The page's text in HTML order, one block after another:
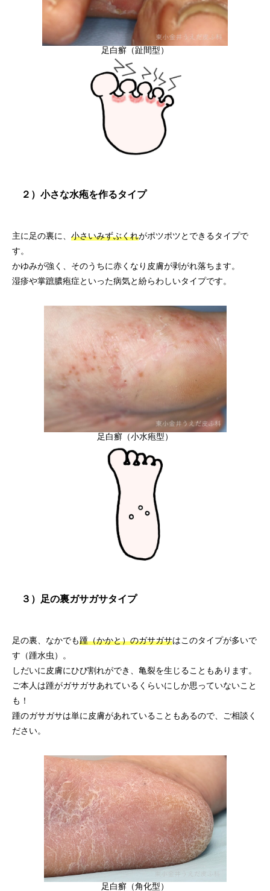
足白癬（趾間型）
２）小さな水疱を作るタイプ
主に足の裏に、 小さいみずぶくれがポツポツとできるタイプで
す。
かゆみが強く、そのうちに赤くなり皮膚が剥がれ落ちます。
湿疹や掌蹠膿疱症といった病気と紛らわしいタイプです。
足白癬（小水疱型）
３）足の裏ガサガサタイプ
足の裏、なかでも踵（かかと）のガサガサはこのタイプが多いで
す（踵水虫）。
しだいに皮膚にひび割れができ、亀裂を生じることもあります。
ご本人は踵がガサガサあれているくらいにしか思っていないこと
も！
踵のガサガサは単に皮膚があれていることもあるので、ご相談く
ださい。
足白癬（角化型）